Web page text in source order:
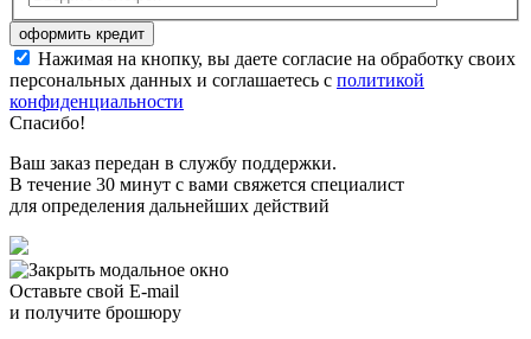
Нажимая на кнопку, вы даете согласие на обработку своих
персональных данных и соглашаетесь с политикой
конфиденциальности
Спасибо!
Ваш заказ передан в службу поддержки.
В течение 30 минут с вами свяжется специалист
для определения дальнейших действий
Оставьте свой E-mail
и получите брошюру